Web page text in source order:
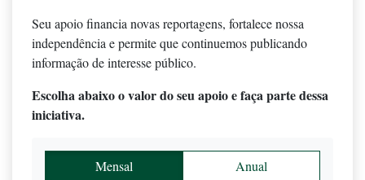
Seu apoio financia novas reportagens, fortalece nossa
independência e permite que continuemos publicando
informação de interesse público.
Escolha abaixo o valor do seu apoio e faça parte dessa
iniciativa.
Mensal Anual